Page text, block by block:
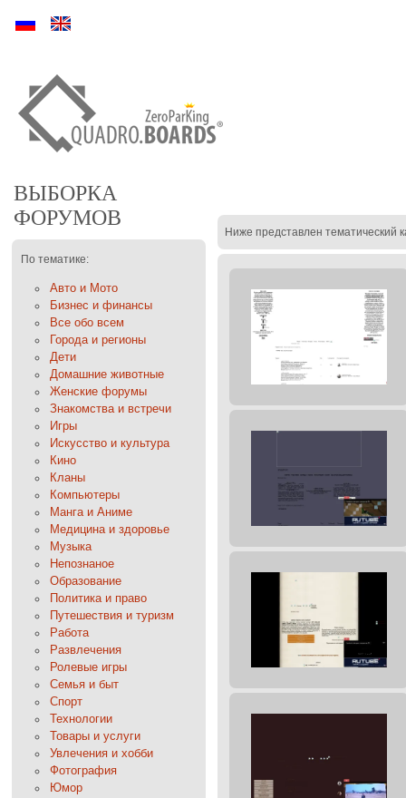
Ру En
ВЫБОРКА
ФОРУМОВ
По тематике:
Авто и Мото
Бизнес и финансы
Все обо всем
Города и регионы
Дети
Домашние животные
Женские форумы
Знакомства и встречи
Игры
Искусство и культура
Кино
Кланы
Компьютеры
Манга и Аниме
Медицина и здоровье
Музыка
Непознаное
Образование
Политика и право
Путешествия и туризм
Работа
Развлечения
Ролевые игры
Семья и быт
Спорт
Технологии
Товары и услуги
Увлечения и хобби
Фотография
Юмор
Ниже представлен тематический